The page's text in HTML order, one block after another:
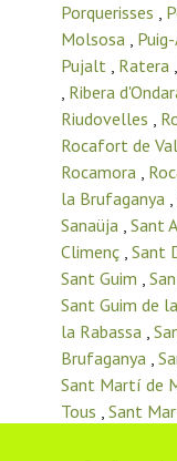
Porquerisses ,
Molsosa ,
Pujalt , Ratera ,
, Ribera
Riudovelles ,
Rocafort de
Rocamora ,
la Brufaganya ,
Sanaüja , Sant
Climenç , Sant
Sant Guim ,
Sant Guim de
la Rabassa ,
Brufaganya ,
Sant Martí de
Tous , Sant